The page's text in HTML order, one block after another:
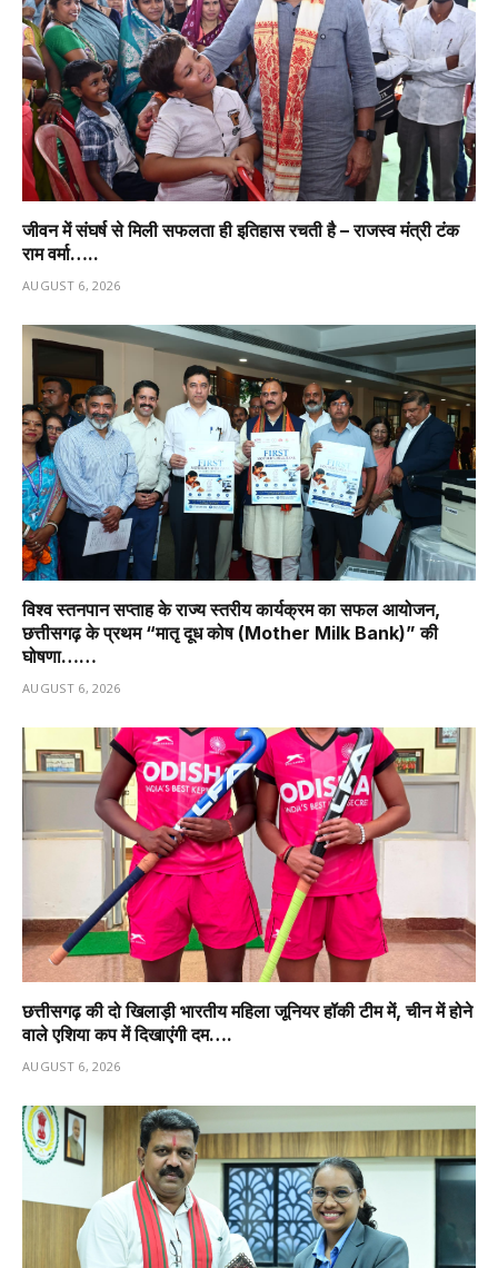
जीवन में संघर्ष से मिली सफलता ही इतिहास रचती है – राजस्व मंत्री टंक
राम वर्मा…..
AUGUST 6, 2026
विश्व स्तनपान सप्ताह के राज्य स्तरीय कार्यक्रम का सफल आयोजन,
छत्तीसगढ़ के प्रथम “मातृ दूध कोष (Mother Milk Bank)” की
घोषणा……
AUGUST 6, 2026
छत्तीसगढ़ की दो खिलाड़ी भारतीय महिला जूनियर हॉकी टीम में, चीन में होने
वाले एशिया कप में दिखाएंगी दम….
AUGUST 6, 2026